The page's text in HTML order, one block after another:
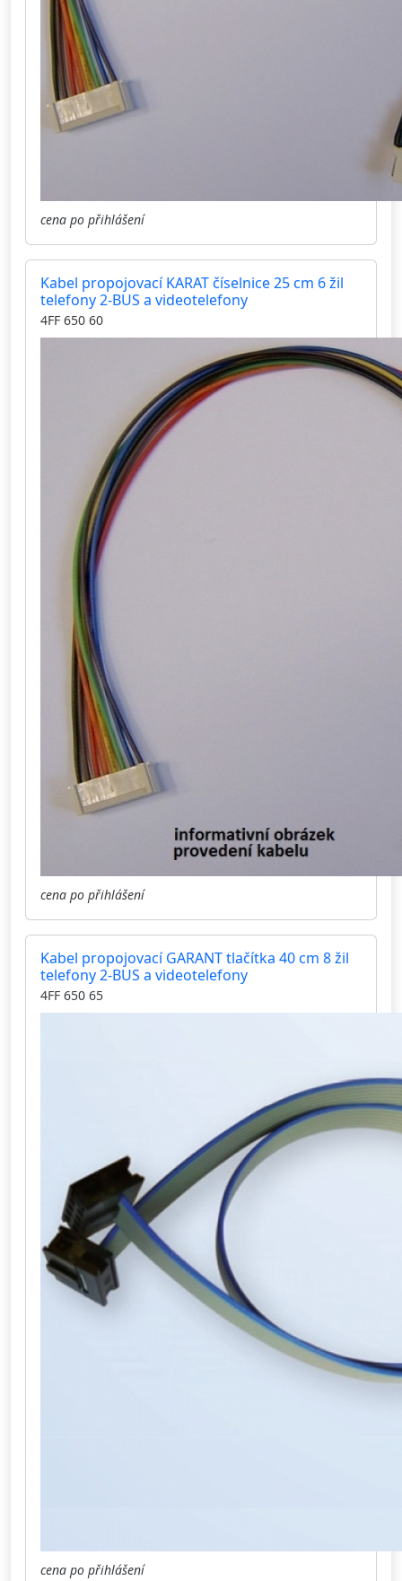
cena po přihlášení
Kabel propojovací KARAT číselnice 25 cm 6 žil
telefony 2-BUS a videotelefony
4FF 650 60
cena po přihlášení
Kabel propojovací GARANT tlačítka 40 cm 8 žil
telefony 2-BUS a videotelefony
4FF 650 65
cena po přihlášení